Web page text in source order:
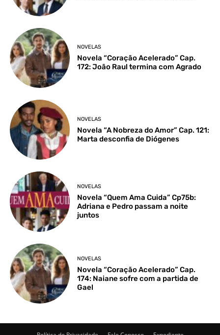
NOVELAS
Novela “Coração Acelerado” Cap.
172: João Raul termina com Agrado
NOVELAS
Novela “A Nobreza do Amor” Cap. 121:
Marta desconfia de Diógenes
NOVELAS
Novela “Quem Ama Cuida” Cp75b:
Adriana e Pedro passam a noite
juntos
NOVELAS
Novela “Coração Acelerado” Cap.
174: Naiane sofre com a partida de
Gael